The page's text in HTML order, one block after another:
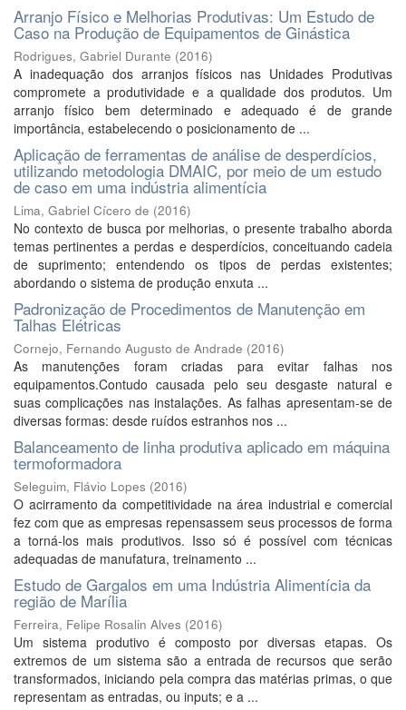
Arranjo Físico e Melhorias Produtivas: Um Estudo de
Caso na Produção de Equipamentos de Ginástica
Rodrigues, Gabriel Durante (2016)
A inadequação dos arranjos físicos nas Unidades Produtivas
compromete a produtividade e a qualidade dos produtos. Um
arranjo físico bem determinado e adequado é de grande
importância, estabelecendo o posicionamento de ...
Aplicação de ferramentas de análise de desperdícios,
utilizando metodologia DMAIC, por meio de um estudo
de caso em uma indústria alimentícia
Lima, Gabriel Cícero de (2016)
No contexto de busca por melhorias, o presente trabalho aborda
temas pertinentes a perdas e desperdícios, conceituando cadeia
de suprimento; entendendo os tipos de perdas existentes;
abordando o sistema de produção enxuta ...
Padronização de Procedimentos de Manutenção em
Talhas Elétricas
Cornejo, Fernando Augusto de Andrade (2016)
As manutenções foram criadas para evitar falhas nos
equipamentos.Contudo causada pelo seu desgaste natural e
suas complicações nas instalações. As falhas apresentam-se de
diversas formas: desde ruídos estranhos nos ...
Balanceamento de linha produtiva aplicado em máquina
termoformadora
Seleguim, Flávio Lopes (2016)
O acirramento da competitividade na área industrial e comercial
fez com que as empresas repensassem seus processos de forma
a torná-los mais produtivos. Isso só é possível com técnicas
adequadas de manufatura, treinamento ...
Estudo de Gargalos em uma Indústria Alimentícia da
região de Marília
Ferreira, Felipe Rosalin Alves (2016)
Um sistema produtivo é composto por diversas etapas. Os
extremos de um sistema são a entrada de recursos que serão
transformados, iniciando pela compra das matérias primas, o que
representam as entradas, ou inputs; e a ...